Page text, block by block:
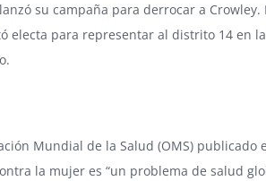
su campaña para derrocar a Crowley.
electa para representar al distrito 14 en
Mundial de la Salud (OMS) publicado
la mujer es “un problema de salud